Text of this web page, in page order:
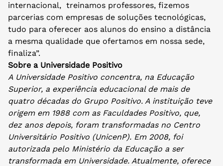
internacional, treinamos professores, fizemos
parcerias com empresas de soluções tecnológicas,
tudo para oferecer aos alunos do ensino a distância
a mesma qualidade que ofertamos em nossa sede,
finaliza”.
Sobre a Universidade Positivo
A Universidade Positivo concentra, na Educação
Superior, a experiência educacional de mais de
quatro décadas do Grupo Positivo. A instituição teve
origem em 1988 com as Faculdades Positivo, que,
dez anos depois, foram transformadas no Centro
Universitário Positivo (UnicenP). Em 2008, foi
autorizada pelo Ministério da Educação a ser
transformada em Universidade. Atualmente, oferece